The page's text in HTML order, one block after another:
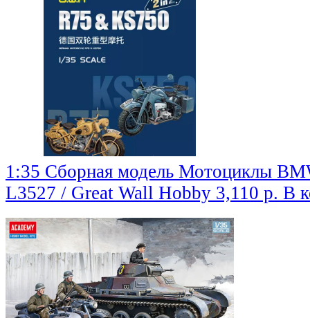
1:35 Сборная модель Мотоциклы
L3527 / Great Wall Hobby 3,110 р. В